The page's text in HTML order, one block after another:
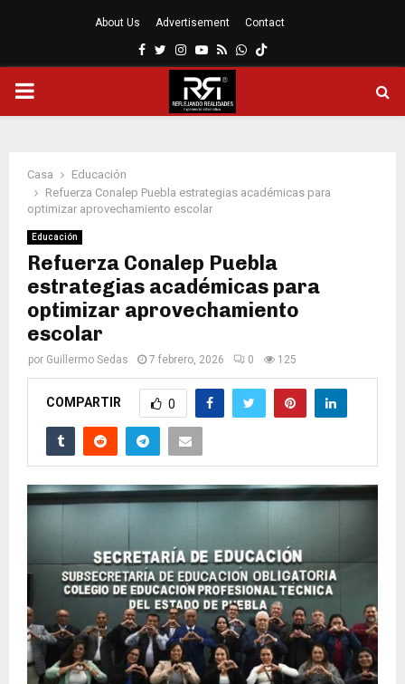
About Us Advertisement Contact
Facebook
Twitter
Instagram
Youtube
RssWhatsapp
MENÚ
Casa
Educación
Refuerza Conalep Puebla estrategias académicas para
optimizar aprovechamiento escolar
Educación
Refuerza Conalep Puebla
estrategias académicas para
optimizar aprovechamiento
escolar
por Guillermo Sedas 7 febrero, 2026 0 125
COMPARTIR 0